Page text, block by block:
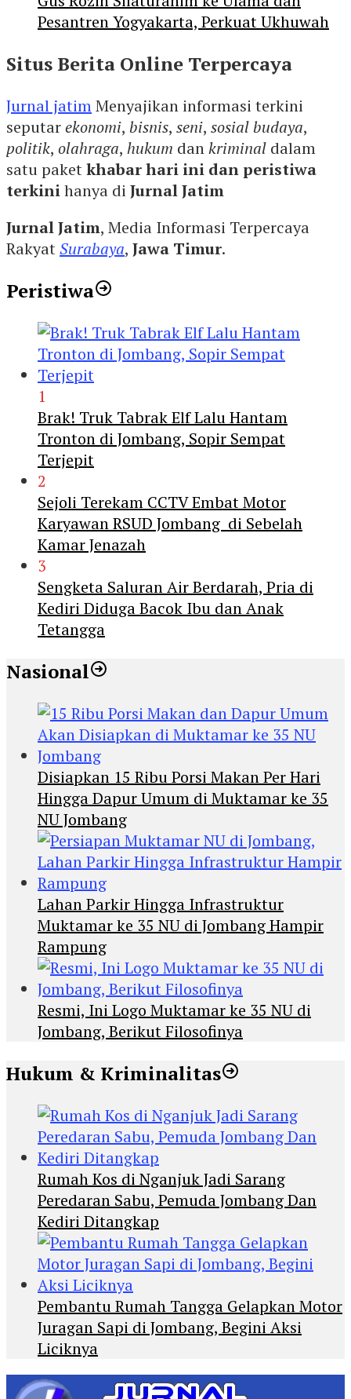
Pesantren Yogyakarta, Perkuat Ukhuwah
Situs Berita Online Terpercaya
Jurnal jatimMenyajikan informasi terkini
seputarekonomi, bisnis, seni, sosial budaya,
politik, olahraga, hukum dankriminal dalam
satu paketkhabar hari ini dan peristiwa
terkinihanya di Jurnal Jatim
Jurnal Jatim, Media Informasi Terpercaya
RakyatSurabaya, Jawa Timur.
Peristiwa
1
Brak! Truk Tabrak Elf Lalu Hantam
Tronton di Jombang, Sopir Sempat
Terjepit
2
Sejoli Terekam CCTV Embat Motor
Karyawan RSUD Jombang di Sebelah
Kamar Jenazah
3
Sengketa Saluran Air Berdarah, Pria di
Kediri Diduga Bacok Ibu dan Anak
Tetangga
Nasional
Disiapkan 15 Ribu Porsi Makan Per Hari
Hingga Dapur Umum di Muktamar ke 35
NU Jombang
Lahan Parkir Hingga Infrastruktur
Muktamar ke 35 NU di Jombang Hampir
Rampung
Resmi, Ini Logo Muktamar ke 35 NU di
Jombang, Berikut Filosofinya
Hukum & Kriminalitas
Rumah Kos di Nganjuk Jadi Sarang
Peredaran Sabu, Pemuda Jombang Dan
Kediri Ditangkap
Pembantu Rumah Tangga Gelapkan Motor
Juragan Sapi di Jombang, Begini Aksi
Liciknya